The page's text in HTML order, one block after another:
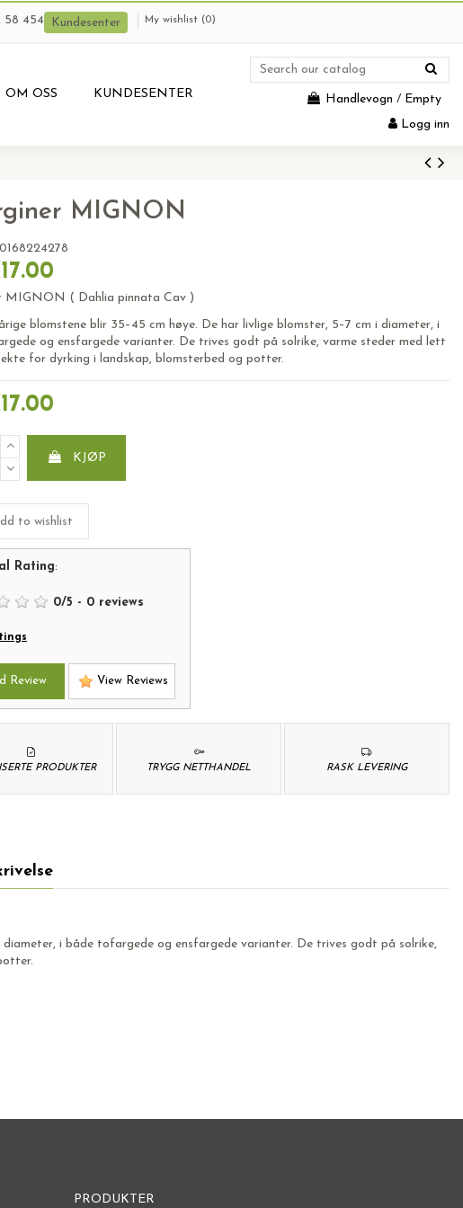
58 454 Kundesenter My wishlist (0)
OM OSS KUNDESENTER Handlevogn / Empty
Logg inn
MIGNON
MIGNON ( Dahlia pinnata Cav )
blomstene blir 35–45 cm høye. De har livlige blomster, 5–7 cm i diameter, i
og ensfargede varianter. De trives godt på solrike, varme steder med lett
for dyrking i landskap, blomsterbed og potter.
KJØP
to wishlist
Rating:
0/5 - 0 reviews
Review View Reviews
RASK LEVERING
TRYGG NETTHANDEL
PRODUKTER
i både tofargede og ensfargede varianter. De trives godt på solrike,
PRODUKTER